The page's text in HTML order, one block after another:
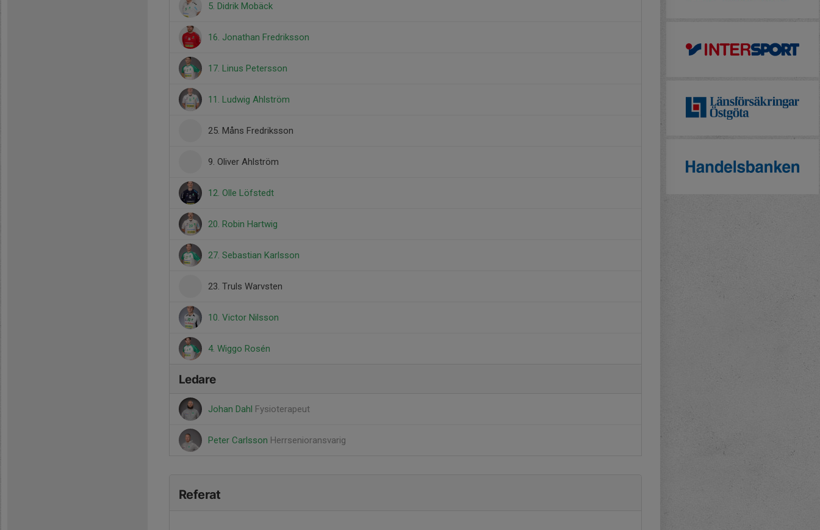
5. Didrik Mobäck
16. Jonathan Fredriksson
17. Linus Petersson
11. Ludwig Ahlström
25. Måns Fredriksson
9. Oliver Ahlström
12. Olle Löfstedt
20. Robin Hartwig
27. Sebastian Karlsson
23. Truls Warvsten
10. Victor Nilsson
4. Wiggo Rosén
Ledare
Johan Dahl Fysioterapeut
Peter Carlsson Herrsenioransvarig
Referat